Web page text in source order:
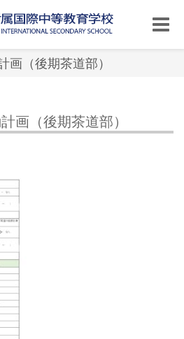
Toggle
画（後期茶道部）
画（後期茶道部）